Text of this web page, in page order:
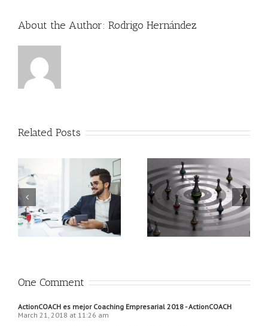
About the Author: Rodrigo Hernández
Related Posts
Las mejores formas para
desarrollar una ventaja
competitiva en tu
empresa
Cómo convertir
amenazas en
oportunidades
One Comment
ActionCOACH es mejor Coaching Empresarial 2018 - ActionCOACH
March 21, 2018 at 11:26 am